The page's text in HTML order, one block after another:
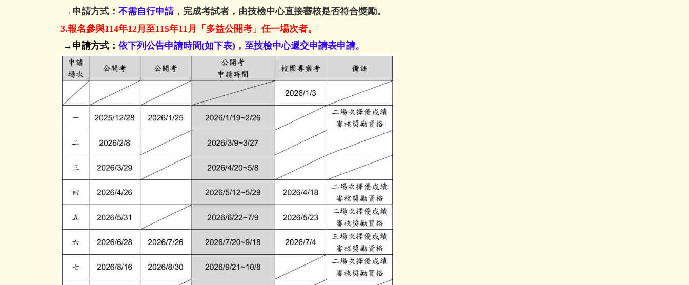
→申請方式： 不需自行申請，完成考試者，由技檢中心直接審核是否符合獎勵。
3.報名參與114年12月至115年11月「多益公開考」任一場次者。
→申請方式： 依下列公告申請時間(如下表)，至技檢中心遞交申請表申請。